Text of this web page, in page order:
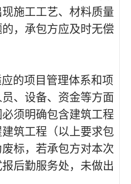
施工工艺、材料质量
，承包方应及时无偿
的项目管理体系和项
、设备、资金等方面
须明确包含建筑工程
筑工程（以上要求包
标，若承包方对本次
后勤服务处，未做出